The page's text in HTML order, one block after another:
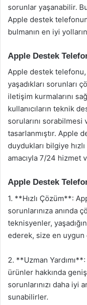
sorunlar yaşanabilir.
Apple destek
bulmanın en iyi
Apple Destek
Apple destek telefonu,
yaşadıkları sorunları
iletişim kurmalarını
kullanıcıların teknik
sorularını sorabilmesi
tasarlanmıştır. Apple
duydukları bilgiye
amacıyla 7/24 hizmet
Apple Destek
1. **Hızlı Çözüm**:
sorunlarınıza anında
teknisyenler,
ederek, size en uygun
2. **Uzman
ürünler hakkında
sorunlarınızı daha iyi
sunabilirler.